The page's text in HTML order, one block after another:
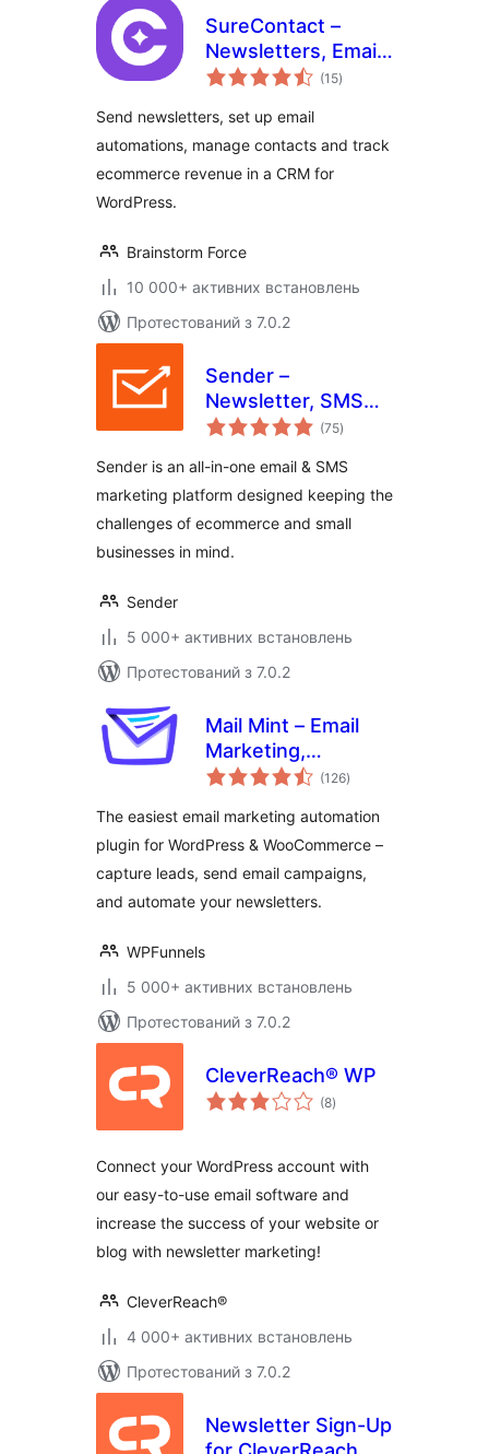
SureContact –
Newsletters, Email
Marketing,
Revenue Tracking
& CRM
(15загальний
рейтинг
)
Send newsletters, set up email
automations, manage contacts and track
ecommerce revenue in a CRM for
WordPress.
Brainstorm Force
10 000+ активних встановлень
Протестований з 7.0.2
Sender –
Newsletter, SMS
and Email
Automation for
WooCommerce
(75загальний
рейтинг
)
Sender is an all-in-one email & SMS
marketing platform designed keeping the
challenges of ecommerce and small
businesses in mind.
Sender
5 000+ активних встановлень
Протестований з 7.0.2
Mail Mint – Email
Marketing,
Newsletter, Email
WooCommerce
Emails
(126загальний
рейтинг
)
The easiest email marketing automation
plugin for WordPress & WooCommerce –
capture leads, send email campaigns,
and automate your newsletters.
WPFunnels
5 000+ активних встановлень
Протестований з 7.0.2
CleverReach® WP
(8загальний
рейтинг
)
Connect your WordPress account with
our easy-to-use email software and
increase the success of your website or
blog with newsletter marketing!
CleverReach®
4 000+ активних встановлень
Протестований з 7.0.2
Newsletter Sign-Up